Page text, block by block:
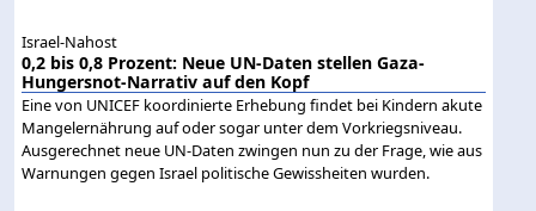
Israel-Nahost
0,2 bis 0,8 Prozent: Neue UN-Daten stellen Gaza-
Hungersnot-Narrativ auf den Kopf
Eine von UNICEF koordinierte Erhebung findet bei Kindern akute
Mangelernährung auf oder sogar unter dem Vorkriegsniveau.
Ausgerechnet neue UN-Daten zwingen nun zu der Frage, wie aus
Warnungen gegen Israel politische Gewissheiten wurden.